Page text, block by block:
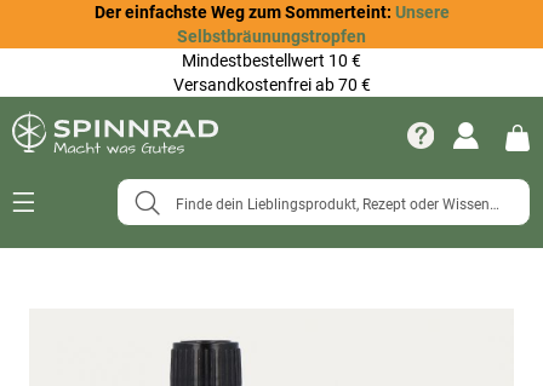
Der einfachste Weg zum Sommerteint: Unsere
Selbstbräunungstropfen
Mindestbestellwert 10 €
Versandkostenfrei ab 70 €
Navigation